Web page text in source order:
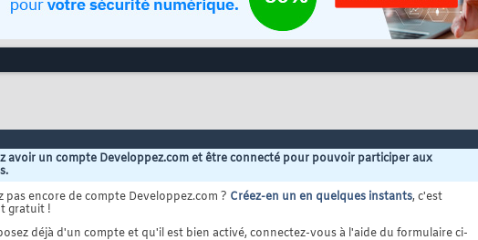
avoir un compte Developpez.com et être connecté pour pouvoir participer aux
pas encore de compte Developpez.com ? Créez-en un en quelques instants, c'est
gratuit !
déjà d'un compte et qu'il est bien activé, connectez-vous à l'aide du formulaire ci-